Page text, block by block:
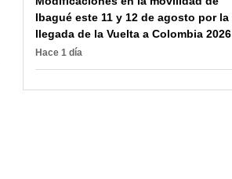
Ibagué este 11 y 12 de agosto por la
llegada de la Vuelta a Colombia 2026
Hace 1 día